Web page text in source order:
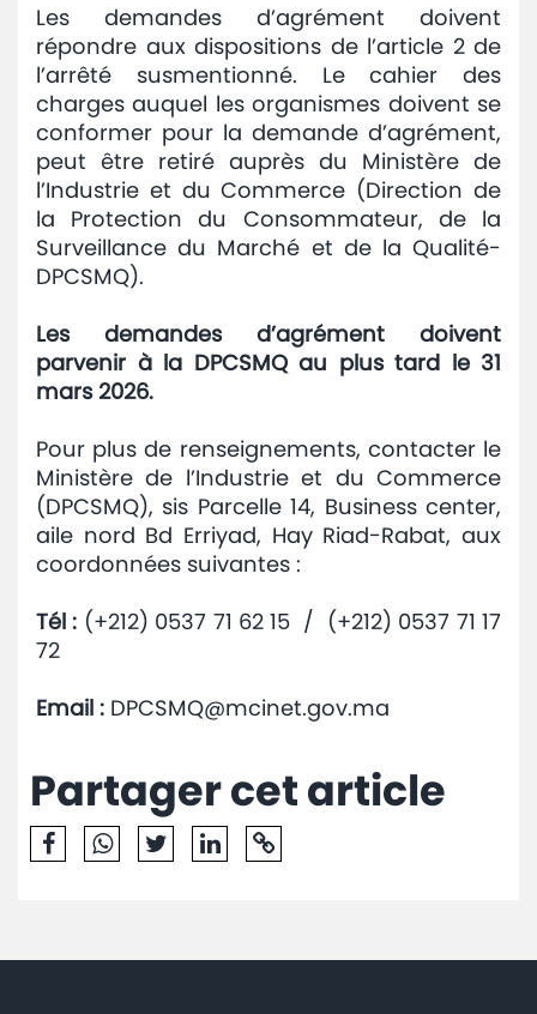
Les demandes d’agrément doivent
répondre aux dispositions de l’article 2 de
l’arrêté susmentionné. Le cahier des
charges auquel les organismes doivent se
conformer pour la demande d’agrément,
peut être retiré auprès du Ministère de
l’Industrie et du Commerce (Direction de
la Protection du Consommateur, de la
Surveillance du Marché et de la Qualité-
DPCSMQ).
Les demandes d’agrément doivent
parvenir à la DPCSMQ au plus tard le 31
mars 2026.
Pour plus de renseignements, contacter le
Ministère de l’Industrie et du Commerce
(DPCSMQ), sis Parcelle 14, Business center,
aile nord Bd Erriyad, Hay Riad-Rabat, aux
coordonnées suivantes :
Tél : (+212) 0537 71 62 15 / (+212) 0537 71 17
72
Email : DPCSMQ@mcinet.gov.ma
Partager cet article